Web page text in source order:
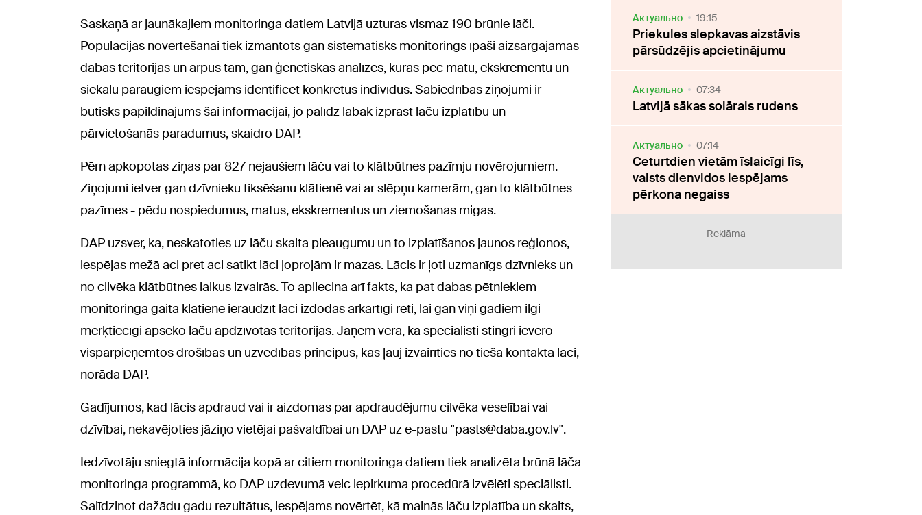
Saskaņā ar jaunākajiem monitoringa datiem Latvijā uzturas vismaz 190 brūnie lāči.
Populācijas novērtēšanai tiek izmantots gan sistemātisks monitorings īpaši aizsargājamās
dabas teritorijās un ārpus tām, gan ģenētiskās analīzes, kurās pēc matu, ekskrementu un
siekalu paraugiem iespējams identificēt konkrētus indivīdus. Sabiedrības ziņojumi ir
būtisks papildinājums šai informācijai, jo palīdz labāk izprast lāču izplatību un
pārvietošanās paradumus, skaidro DAP.
Pērn apkopotas ziņas par 827 nejaušiem lāču vai to klātbūtnes pazīmju novērojumiem.
Ziņojumi ietver gan dzīvnieku fiksēšanu klātienē vai ar slēpņu kamerām, gan to klātbūtnes
pazīmes - pēdu nospiedumus, matus, ekskrementus un ziemošanas migas.
DAP uzsver, ka, neskatoties uz lāču skaita pieaugumu un to izplatīšanos jaunos reģionos,
iespējas mežā aci pret aci satikt lāci joprojām ir mazas. Lācis ir ļoti uzmanīgs dzīvnieks un
no cilvēka klātbūtnes laikus izvairās. To apliecina arī fakts, ka pat dabas pētniekiem
monitoringa gaitā klātienē ieraudzīt lāci izdodas ārkārtīgi reti, lai gan viņi gadiem ilgi
mērķtiecīgi apseko lāču apdzīvotās teritorijas. Jāņem vērā, ka speciālisti stingri ievēro
vispārpieņemtos drošības un uzvedības principus, kas ļauj izvairīties no tieša kontakta lāci,
norāda DAP.
Gadījumos, kad lācis apdraud vai ir aizdomas par apdraudējumu cilvēka veselībai vai
dzīvībai, nekavējoties jāziņo vietējai pašvaldībai un DAP uz e-pastu "pasts@daba.gov.lv".
Iedzīvotāju sniegtā informācija kopā ar citiem monitoringa datiem tiek analizēta brūnā lāča
monitoringa programmā, ko DAP uzdevumā veic iepirkuma procedūrā izvēlēti speciālisti.
Salīdzinot dažādu gadu rezultātus, iespējams novērtēt, kā mainās lāču izplatība un skaits,
Актуально 19:15
Priekules slepkavas aizstāvis
pārsūdzējis apcietinājumu
Актуально 07:34
Latvijā sākas solārais rudens
Актуально 07:14
Ceturtdien vietām īslaicīgi līs,
valsts dienvidos iespējams
pērkona negaiss
Reklāma